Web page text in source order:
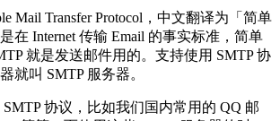
Mail Transfer Protocol，中文翻译为「简单
在 Internet 传输 Email 的事实标准，简单
就是发送邮件用的。支持使用 SMTP 协
就叫 SMTP 服务器。
协议，比如我们国内常用的 QQ 邮